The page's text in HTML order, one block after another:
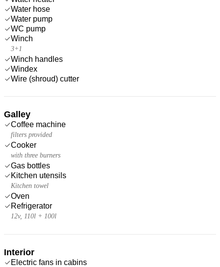
Water hose
Water pump
WC pump
Winch
3+1
Winch handles
Windex
Wire (shroud) cutter
Galley
Coffee machine
filters provided
Cooker
with three burners
Gas bottles
Kitchen utensils
Kitchen towel
Oven
Refrigerator
12v, 110l + 100l
Interior
Electric fans in cabins